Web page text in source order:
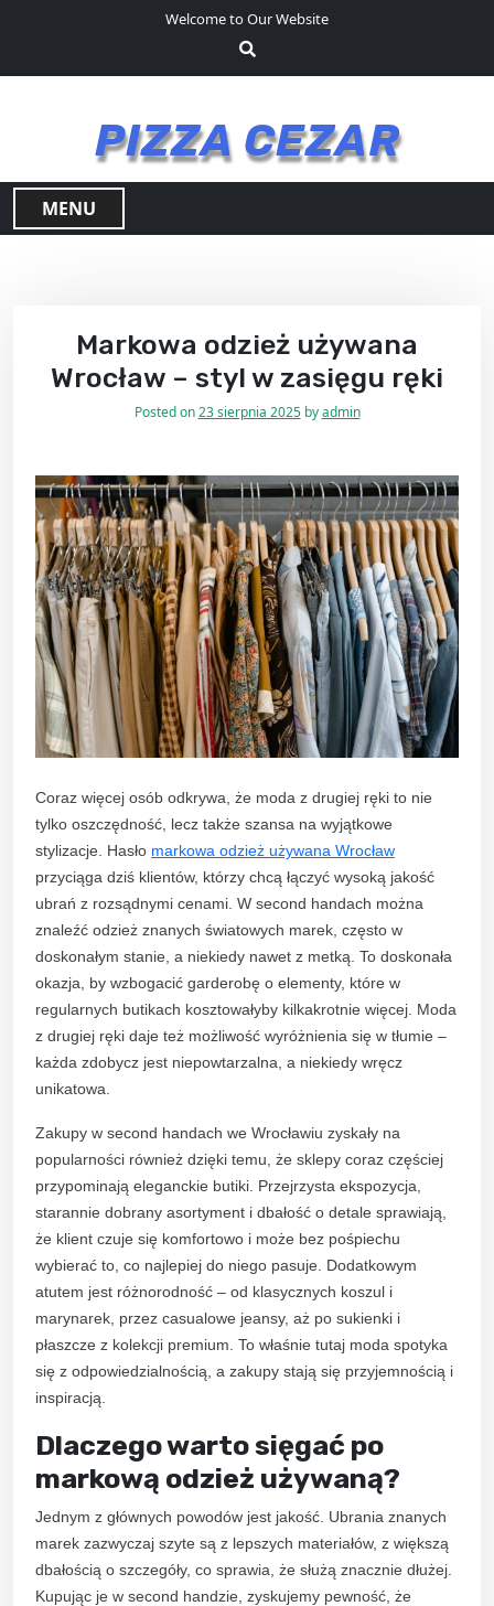
Welcome to Our Website
PIZZA CEZAR
MENU
Markowa odzież używana
Wrocław – styl w zasięgu ręki
Posted on23 sierpnia 2025byadmin
Coraz więcej osób odkrywa, że moda z drugiej ręki to nie
tylko oszczędność, lecz także szansa na wyjątkowe
stylizacje. Hasło markowa odzież używana Wrocław
przyciąga dziś klientów, którzy chcą łączyć wysoką jakość
ubrań z rozsądnymi cenami. W second handach można
znaleźć odzież znanych światowych marek, często w
doskonałym stanie, a niekiedy nawet z metką. To doskonała
okazja, by wzbogacić garderobę o elementy, które w
regularnych butikach kosztowałyby kilkakrotnie więcej. Moda
z drugiej ręki daje też możliwość wyróżnienia się w tłumie –
każda zdobycz jest niepowtarzalna, a niekiedy wręcz
unikatowa.
Zakupy w second handach we Wrocławiu zyskały na
popularności również dzięki temu, że sklepy coraz częściej
przypominają eleganckie butiki. Przejrzysta ekspozycja,
starannie dobrany asortyment i dbałość o detale sprawiają,
że klient czuje się komfortowo i może bez pośpiechu
wybierać to, co najlepiej do niego pasuje. Dodatkowym
atutem jest różnorodność – od klasycznych koszul i
marynarek, przez casualowe jeansy, aż po sukienki i
płaszcze z kolekcji premium. To właśnie tutaj moda spotyka
się z odpowiedzialnością, a zakupy stają się przyjemnością i
inspiracją.
Dlaczego warto sięgać po
markową odzież używaną?
Jednym z głównych powodów jest jakość. Ubrania znanych
marek zazwyczaj szyte są z lepszych materiałów, z większą
dbałością o szczegóły, co sprawia, że służą znacznie dłużej.
Kupując je w second handzie, zyskujemy pewność, że